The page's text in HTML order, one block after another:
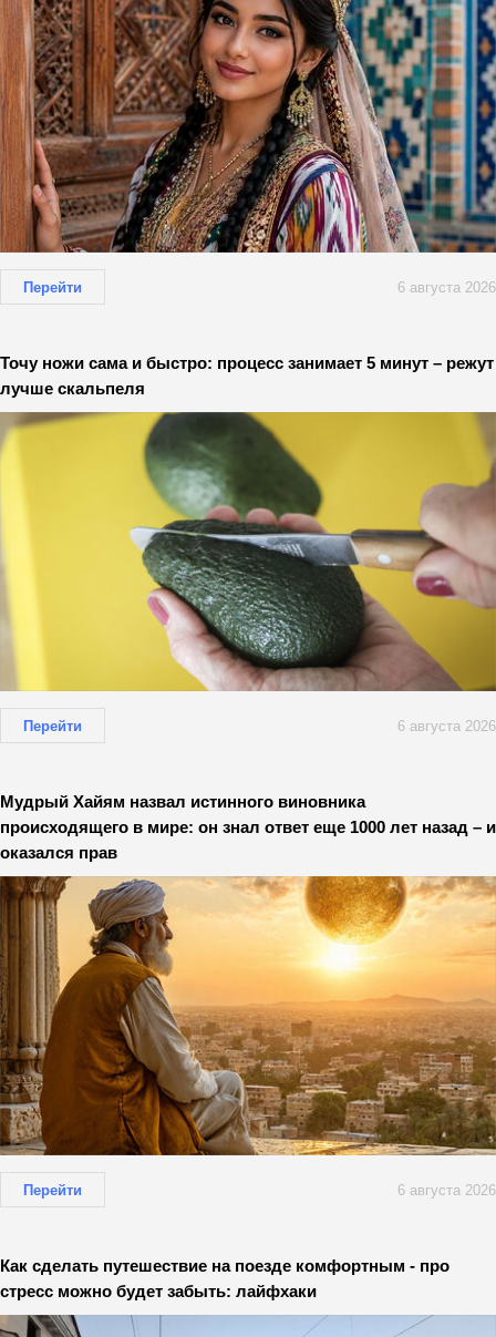
Перейти 6 августа 2026
Точу ножи сама и быстро: процесс занимает 5 минут – режут
лучше скальпеля
Перейти 6 августа 2026
Мудрый Хайям назвал истинного виновника
происходящего в мире: он знал ответ еще 1000 лет назад – и
оказался прав
Перейти 6 августа 2026
Как сделать путешествие на поезде комфортным - про
стресс можно будет забыть: лайфхаки